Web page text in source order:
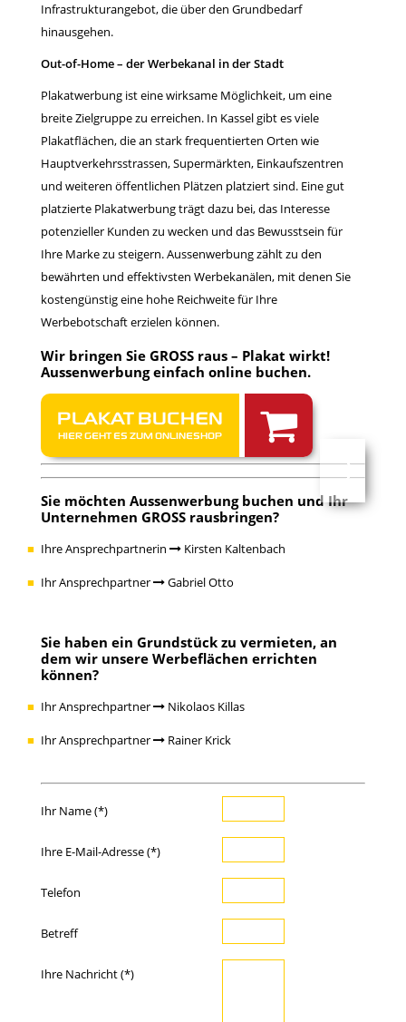
Infrastrukturangebot, die über den Grundbedarf
hinausgehen.
Out-of-Home – der Werbekanal in der Stadt
Plakatwerbung ist eine wirksame Möglichkeit, um eine
breite Zielgruppe zu erreichen. In Kassel gibt es viele
Plakatflächen, die an stark frequentierten Orten wie
Hauptverkehrsstrassen, Supermärkten, Einkaufszentren
und weiteren öffentlichen Plätzen platziert sind. Eine gut
platzierte Plakatwerbung trägt dazu bei, das Interesse
potenzieller Kunden zu wecken und das Bewusstsein für
Ihre Marke zu steigern. Aussenwerbung zählt zu den
bewährten und effektivsten Werbekanälen, mit denen Sie
kostengünstig eine hohe Reichweite für Ihre
Werbebotschaft erzielen können.
Wir bringen Sie GROSS raus – Plakat wirkt!
Aussenwerbung einfach online buchen.
PLAKAT BUCHEN
HIER GEHT ES ZUM ONLINESHOP
Sie möchten Aussenwerbung buchen und Ihr
Unternehmen GROSS rausbringen?
Ihre Ansprechpartnerin Kirsten Kaltenbach
Ihr Ansprechpartner Gabriel Otto
Sie haben ein Grundstück zu vermieten, an
dem wir unsere Werbeflächen errichten
können?
Ihr Ansprechpartner Nikolaos Killas
Ihr Ansprechpartner Rainer Krick
Ihr Name (*)
Ihre E-Mail-Adresse (*)
Telefon
Betreff
Ihre Nachricht (*)